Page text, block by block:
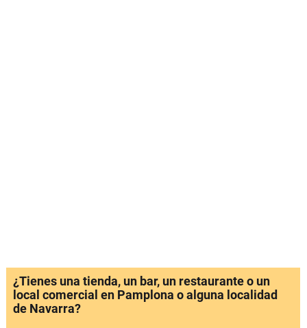
¿Tienes una tienda, un bar, un restaurante o un
local comercial en Pamplona o alguna localidad
de Navarra?